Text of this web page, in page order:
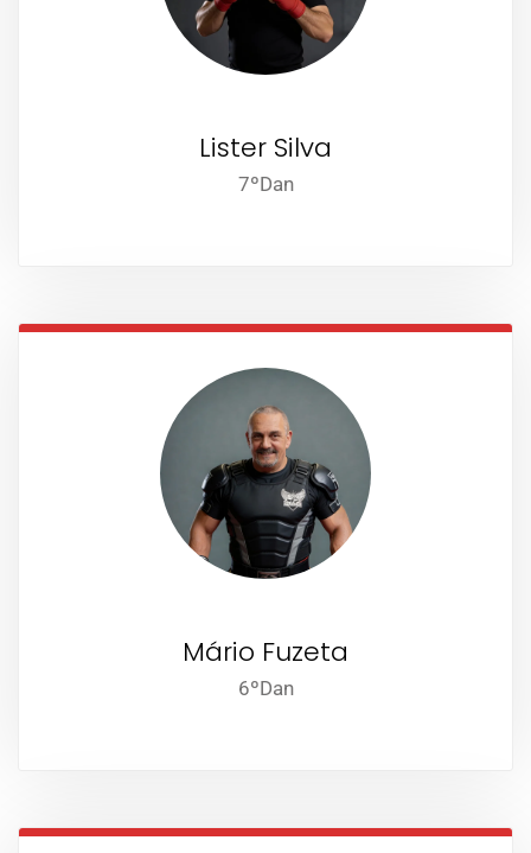
Lister Silva
7ºDan
Mário Fuzeta
6ºDan